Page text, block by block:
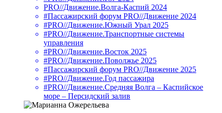
PRO//Движение.Волга-Каспий 2024
#Пассажирский форум PRO//Движение 2024
#PRO//Движение.Южный Урал 2025
#PRO//Движение.Транспортные системы
управления
#PRO//Движение.Восток 2025
#PRO//Движение.Поволжье 2025
#Пассажирский форум PRO//Движение 2025
#PRO//Движение.Год пассажира
#PRO//Движение.Средняя Волга – Каспийское
море – Персидский залив